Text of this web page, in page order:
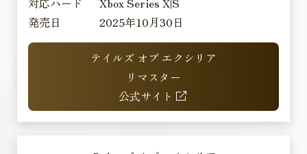
発売日
2025年10月30日
テイルズ オブ エクシリア
リマスター
公式サイト